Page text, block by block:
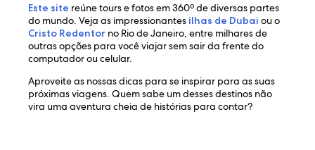
Este site reúne tours e fotos em 360º de diversas partes
do mundo. Veja as impressionantes ilhas de Dubai ou o
Cristo Redentor no Rio de Janeiro, entre milhares de
outras opções para você viajar sem sair da frente do
computador ou celular.
Aproveite as nossas dicas para se inspirar para as suas
próximas viagens. Quem sabe um desses destinos não
vira uma aventura cheia de histórias para contar?